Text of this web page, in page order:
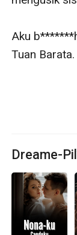
Dreame-